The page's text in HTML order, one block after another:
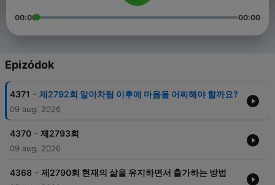
00:00 00:00
Epizódok
4371 - 제2792회 알아차림 이후에 마음을 어찌해야 할까요?
09 aug. 2026
4370 - 제2793회
09 aug. 2026
4368 - 제2790회 현재의 삶을 유지하면서 출가하는 방법